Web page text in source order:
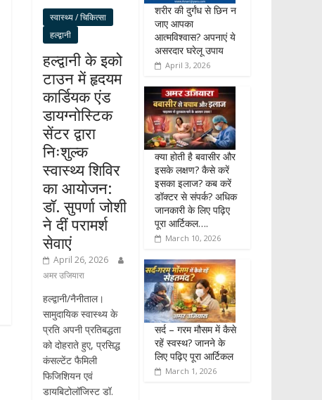
स्वास्थ्य / चिकित्सा
हल्द्वानी
हल्द्वानी के इको
टाउन में हृदयम
कार्डियक एंड
डायग्नोस्टिक
सेंटर द्वारा
निःशुल्क
स्वास्थ्य शिविर
का आयोजन:
डॉ. सुपर्णा जोशी
ने दीं परामर्श
सेवाएं
April 26, 2026
अमर उजियारा
हल्द्वानी/नैनीताल।
सामुदायिक स्वास्थ्य के
प्रति अपनी प्रतिबद्धता
को दोहराते हुए, प्रसिद्ध
कंसल्टेंट फैमिली
फिजिशियन एवं
डायबिटोलॉजिस्ट डॉ.
शरीर की दुर्गंध से छिन न
जाए आपका
आत्मविश्वास? अपनाएं ये
असरदार घरेलू उपाय
April 3, 2026
क्या होती है बवासीर और
इसके लक्षण? कैसे करें
इसका इलाज? कब करें
डॉक्टर से संपर्क? अधिक
जानकारी के लिए पढ़िए
पूरा आर्टिकल….
March 10, 2026
सर्द – गरम मौसम में कैसे
रहें स्वस्थ? जानने के
लिए पढ़िए पूरा आर्टिकल
March 1, 2026